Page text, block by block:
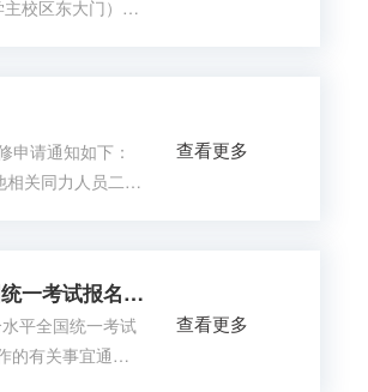
校区东大门）
申请通知如下：
关同力人员二、
查看更多
关于做好2026年同等学力人员申请硕士学位外国语水平和学科综合水平全国统一考试报名、考试工作的通知
平全国统一考试
的有关事宜通知
查看更多